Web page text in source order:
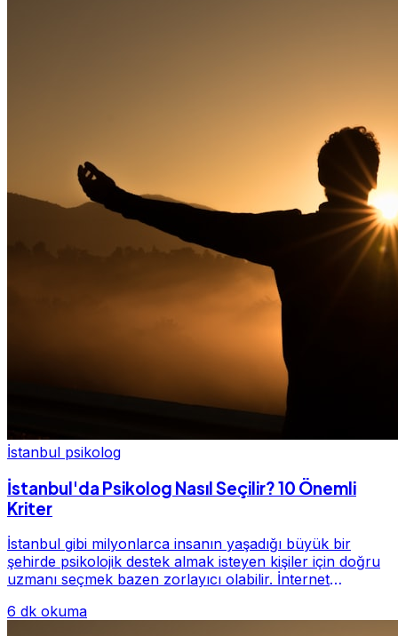
İstanbul psikolog
İstanbul'da Psikolog Nasıl Seçilir? 10 Önemli
Kriter
İstanbul gibi milyonlarca insanın yaşadığı büyük bir
şehirde psikolojik destek almak isteyen kişiler için doğru
uzmanı seçmek bazen zorlayıcı olabilir. İnternet
6 dk okuma